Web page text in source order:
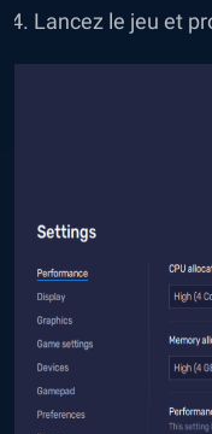
Lancez le jeu et